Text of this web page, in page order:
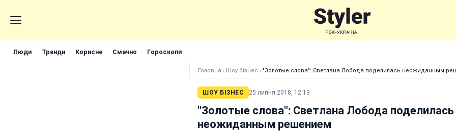
Люди Тренди Корисне Смачно Гороскопи
Головна › Шоу бізнес › "Золотые слова": Светлана Лобода поделилась неожиданным
ШОУ БІЗНЕС 25 липня 2018, 12:13
"Золотые слова": Светлана Лобода поделилась
неожиданным решением